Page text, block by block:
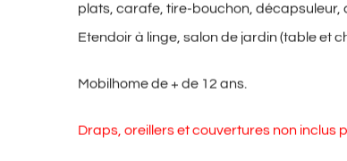
plats, carafe, tire-bouchon, décapsuleur,
Etendoir à linge, salon de jardin (table et
Mobilhome de + de 12 ans.
Draps, oreillers et couvertures non inclus